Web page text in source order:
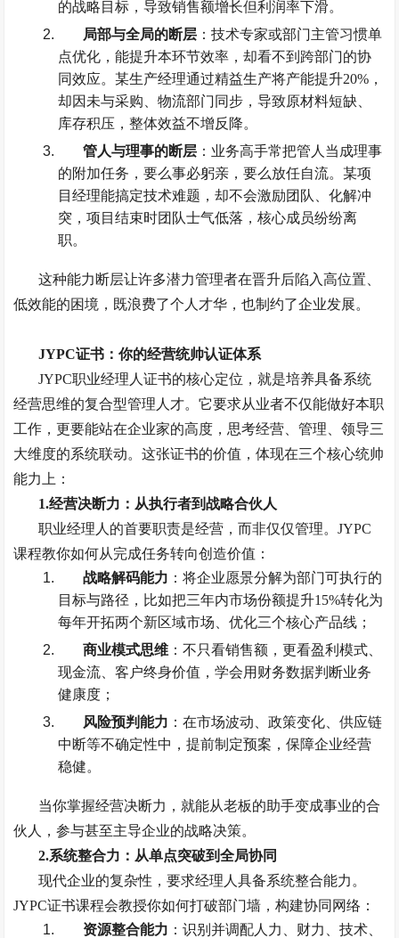
的战略目标，导致销售额增长但利润率下滑。
局部与全局的断层 ：技术专家或部门主管习惯单
点优化，能提升本环节效率，却看不到跨部门的协
同效应。某生产经理通过精益生产将产能提升20% ，
却因未与采购、物流部门同步，导致原材料短缺、
库存积压，整体效益不增反降。
管人与理事的断层 ：业务高手常把管人当成理事
的附加任务，要么事必躬亲，要么放任自流。某项
目经理能搞定技术难题，却不会激励团队、化解冲
突，项目结束时团队士气低落，核心成员纷纷离
职。
这种能力断层让许多潜力管理者在晋升后陷入高位置、
低效能的困境，既浪费了个人才华，也制约了企业发展。
JYPC证书：你的经营统帅认证体系
JYPC职业经理人证书的核心定位，就是培养具备系统
经营思维的复合型管理人才。它要求从业者不仅能做好本职
工作，更要能站在企业家的高度，思考经营、管理、领导三
大维度的系统联动。这张证书的价值，体现在三个核心统帅
能力上：
1.经营决断力：从执行者到战略合伙人
职业经理人的首要职责是经营，而非仅仅管理。JYPC
课程教你如何从完成任务转向创造价值：
战略解码能力 ：将企业愿景分解为部门可执行的
目标与路径，比如把三年内市场份额提升15%转化为
每年开拓两个新区域市场、优化三个核心产品线；
商业模式思维 ：不只看销售额，更看盈利模式、
现金流、客户终身价值，学会用财务数据判断业务
健康度；
风险预判能力 ：在市场波动、政策变化、供应链
中断等不确定性中，提前制定预案，保障企业经营
稳健。
当你掌握经营决断力，就能从老板的助手变成事业的合
伙人，参与甚至主导企业的战略决策。
2.系统整合力：从单点突破到全局协同
现代企业的复杂性，要求经理人具备系统整合能力。
JYPC证书课程会教授你如何打破部门墙，构建协同网络：
资源整合能力 ：识别并调配人力、财力、技术、